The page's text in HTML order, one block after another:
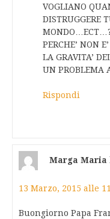
VOGLIANO
DISTRUGGERE
PERCHE’ NON
LA GRAVITA’
UN PROBLEMA
Rispondi
Marga Maria
13 Marzo, 2015 alle
Buongiorno Papa